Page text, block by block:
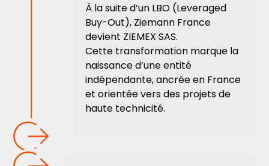
À la suite d’un LBO (Leveraged
Buy-Out), Ziemann France
devient ZIEMEX SAS.
Cette transformation marque la
naissance d’une entité
indépendante, ancrée en France
et orientée vers des projets de
haute technicité.